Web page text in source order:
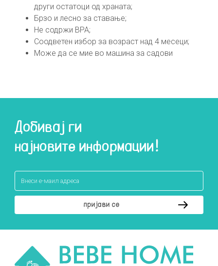
други остатоци од храната;
Брзо и лесно за ставање;
Не содржи ВРА;
Соодветен избор за возраст над 4 месеци;
Mоже да се мие во машина за садови
Добивај ги
најновите информации!